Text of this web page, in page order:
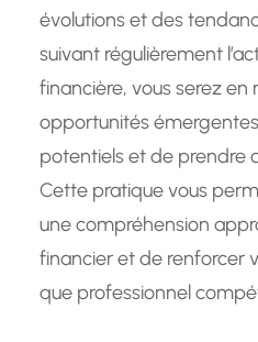
évolutions et des
suivant régulièrement
financière, vous serez en
opportunités
potentiels et de prendre
Cette pratique vous
une compréhension
financier et de renforcer
que professionnel